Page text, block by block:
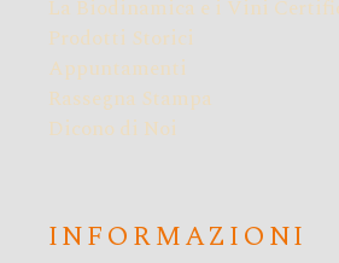
La Biodinamica e i Vini
Prodotti Storici
Appuntamenti
Rassegna Stampa
Dicono di Noi
INFORMAZIONI